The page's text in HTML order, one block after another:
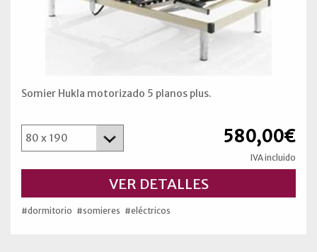
Somier Hukla motorizado 5 planos plus.
580,00€
IVA incluido
VER DETALLES
#dormitorio #somieres #eléctricos